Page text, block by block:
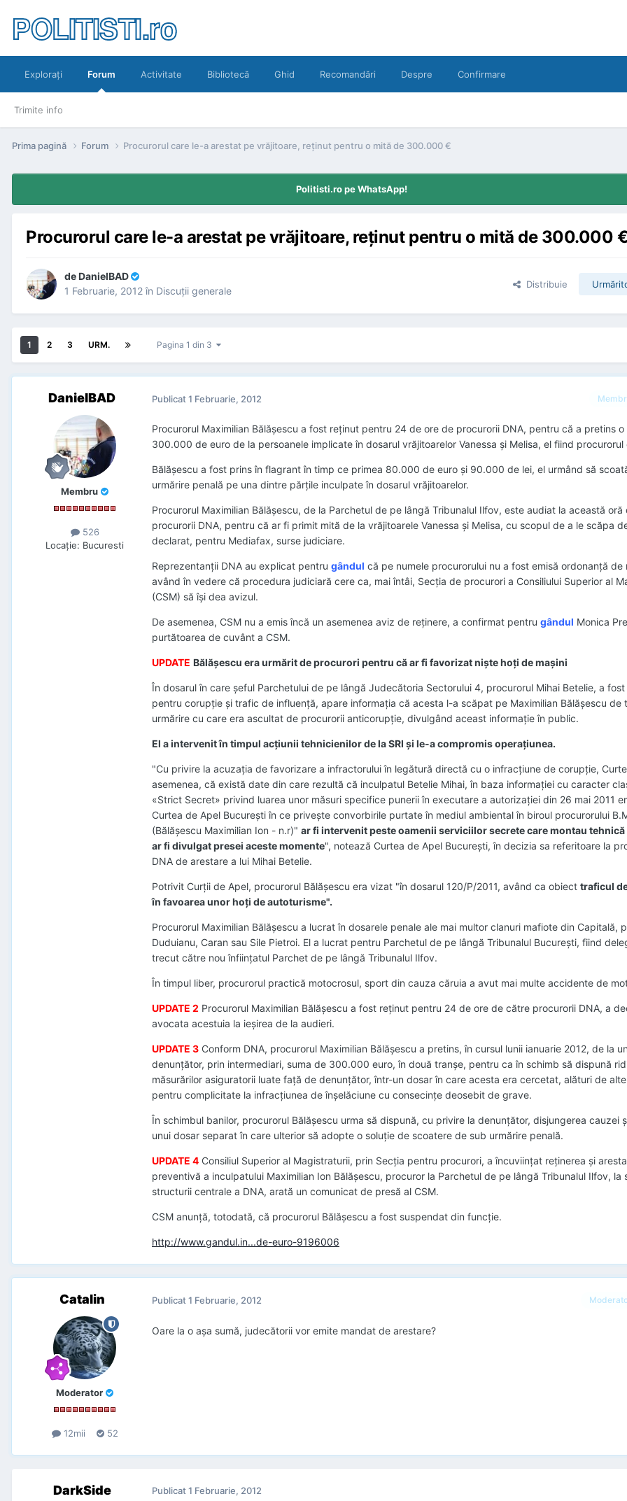
POLITISTI.ro
Exploraţi Forum
Trimite info
Activitate Bibliotecă Ghid Recomandări Despre Confirmare
Prima pagină Forum Procurorul care le-a arestat pe vrăjitoare, reţinut pentru o mită de 300.000 €
Politisti.ro pe WhatsApp!
Procurorul care le-a arestat pe vrăjitoare, reţinut pentru o mită de 300.000
deDanielBAD
1 Februarie, 2012în Discuţii generale
Distribuie
1 2 3 URM. Pagina 1 din 3
DanielBAD
Membru
526
Locaţie: Bucuresti
Publicat1 Februarie, 2012
Procurorul Maximilian Bălăşescu a fost reţinut pentru 24 de ore de procurorii DNA, pentru că a pretins
300.000 de euro de la persoanele implicate în dosarul vrăjitoarelor Vanessa şi Melisa, el fiind
Bălăşescu a fost prins în flagrant în timp ce primea 80.000 de euro şi 90.000 de lei, el urmând să
urmărire penală pe una dintre părţile inculpate în dosarul vrăjitoarelor.
Procurorul Maximilian Bălăşescu, de la Parchetul de pe lângă Tribunalul Ilfov, este audiat la această oră
procurorii DNA, pentru că ar fi primit mită de la vrăjitoarele Vanessa şi Melisa, cu scopul de a le scăpa
declarat, pentru Mediafax, surse judiciare.
Reprezentanţii DNA au explicat pentru gândul că pe numele procurorului nu a fost emisă ordonanţă de
având în vedere că procedura judiciară cere ca, mai întâi, Secţia de procurori a Consiliului Superior al
(CSM) să îşi dea avizul.
De asemenea, CSM nu a emis încă un asemenea aviz de reţinere, a confirmat pentru gândul Monica
purtătoarea de cuvânt a CSM.
UPDATE Bălăşescu era urmărit de procurori pentru că ar fi favorizat nişte hoţi de maşini
În dosarul în care şeful Parchetului de pe lângă Judecătoria Sectorului 4, procurorul Mihai Betelie, a
pentru corupţie şi trafic de influenţă, apare informaţia că acesta l-a scăpat pe Maximilian Bălăşescu de
urmărire cu care era ascultat de procurorii anticorupţie, divulgând aceast informaţie în public.
El a intervenit în timpul acţiunii tehnicienilor de la SRI şi le-a compromis operaţiunea.
"Cu privire la acuzaţia de favorizare a infractorului în legătură directă cu o infracţiune de corupţie,
asemenea, că există date din care rezultă că inculpatul Betelie Mihai, în baza informaţiei cu caracter
«Strict Secret» privind luarea unor măsuri specifice punerii în executare a autorizaţiei din 26 mai 2011
Curtea de Apel Bucureşti în ce priveşte convorbirile purtate în mediul ambiental în biroul procurorului
(Bălăşescu Maximilian Ion - n.r)" ar fi intervenit peste oamenii serviciilor secrete care montau
ar fi divulgat presei aceste momente", notează Curtea de Apel Bucureşti, în decizia sa referitoare la
DNA de arestare a lui Mihai Betelie.
Potrivit Curţii de Apel, procurorul Bălăşescu era vizat "în dosarul 120/P/2011, având ca obiect traficul
în favoarea unor hoţi de autoturisme".
Procurorul Maximilian Bălăşescu a lucrat în dosarele penale ale mai multor clanuri mafiote din Capitală,
Duduianu, Caran sau Sile Pietroi. El a lucrat pentru Parchetul de pe lângă Tribunalul Bucureşti, fiind
trecut către nou înfiinţatul Parchet de pe lângă Tribunalul Ilfov.
În timpul liber, procurorul practică motocrosul, sport din cauza căruia a avut mai multe accidente de
UPDATE 2 Procurorul Maximilian Bălăşescu a fost reţinut pentru 24 de ore de către procurorii DNA, a
avocata acestuia la ieşirea de la audieri.
UPDATE 3 Conform DNA, procurorul Maximilian Bălăşescu a pretins, în cursul lunii ianuarie 2012, de la
denunţător, prin intermediari, suma de 300.000 euro, în două tranşe, pentru ca în schimb să dispună
măsurărilor asiguratorii luate faţă de denunţător, într-un dosar în care acesta era cercetat, alături de
pentru complicitate la infracţiunea de înşelăciune cu consecinţe deosebit de grave.
În schimbul banilor, procurorul Bălăşescu urma să dispună, cu privire la denunţător, disjungerea cauzei
unui dosar separat în care ulterior să adopte o soluţie de scoatere de sub urmărire penală.
UPDATE 4 Consiliul Superior al Magistraturii, prin Secţia pentru procurori, a încuviinţat reţinerea şi
preventivă a inculpatului Maximilian Ion Bălăşescu, procuror la Parchetul de pe lângă Tribunalul Ilfov, la
structurii centrale a DNA, arată un comunicat de presă al CSM.
CSM anunţă, totodată, că procurorul Bălăşescu a fost suspendat din funcţie.
http://www.gandul.in...de-euro-9196006
Catalin
Moderator
12mii 52
Publicat1 Februarie, 2012
Oare la o așa sumă, judecătorii vor emite mandat de arestare?
DarkSide Publicat1 Februarie, 2012